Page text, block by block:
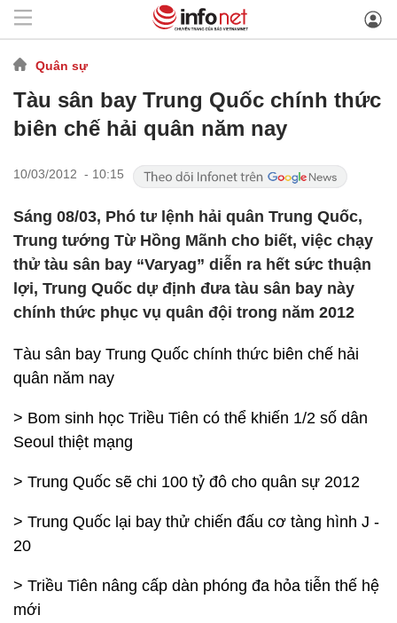
Quân sự
Tàu sân bay Trung Quốc chính thức
biên chế hải quân năm nay
10/03/2012 - 10:15
Sáng 08/03, Phó tư lệnh hải quân Trung Quốc,
Trung tướng Từ Hồng Mãnh cho biết, việc chạy
thử tàu sân bay “Varyag” diễn ra hết sức thuận
lợi, Trung Quốc dự định đưa tàu sân bay này
chính thức phục vụ quân đội trong năm 2012
Tàu sân bay Trung Quốc chính thức biên chế hải
quân năm nay
> Bom sinh học Triều Tiên có thể khiến 1/2 số dân
Seoul thiệt mạng
> Trung Quốc sẽ chi 100 tỷ đô cho quân sự 2012
> Trung Quốc lại bay thử chiến đấu cơ tàng hình J -
20
> Triều Tiên nâng cấp dàn phóng đa hỏa tiễn thế hệ
mới